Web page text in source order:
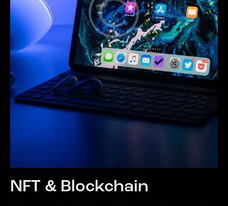
NFT & Blockchain